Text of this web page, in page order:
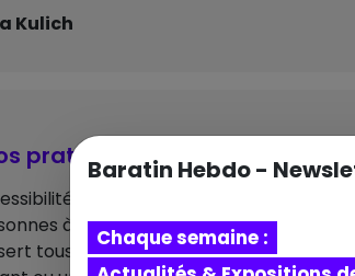
Kulich
pratiques
: Le musée est accessible aux
à mobilité réduite. Un ascenseur
tous les espaces de visite. Un fauteuil
Baratin Hebdo -
Chaque semaine :